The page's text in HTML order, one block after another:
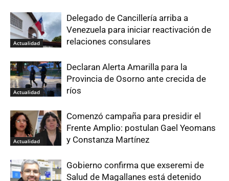
Actualidad
Delegado de Cancillería arriba a
Venezuela para iniciar reactivación de
relaciones consulares
Actualidad
Declaran Alerta Amarilla para la
Provincia de Osorno ante crecida de
ríos
Actualidad
Comenzó campaña para presidir el
Frente Amplio: postulan Gael Yeomans
y Constanza Martínez
Gobierno confirma que exseremi de
Salud de Magallanes está detenido